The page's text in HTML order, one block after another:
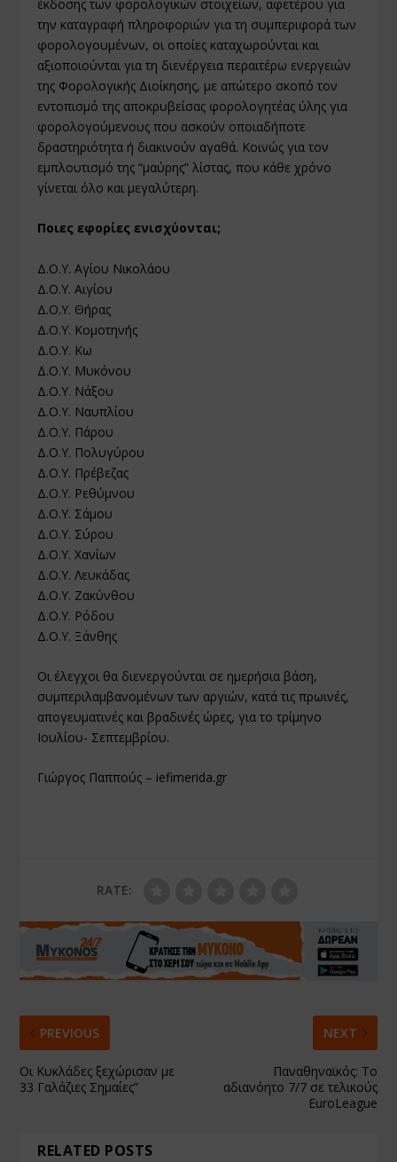
έκδοσης των φορολογικών στοιχείων, αφετέρου για
την καταγραφή πληροφοριών για τη συμπεριφορά των
φορολογουμένων, οι οποίες καταχωρούνται και
αξιοποιούνται για τη διενέργεια περαιτέρω ενεργειών
της Φορολογικής Διοίκησης, με απώτερο σκοπό τον
εντοπισμό της αποκρυβείσας φορολογητέας ύλης για
φορολογούμενους που ασκούν οποιαδήποτε
δραστηριότητα ή διακινούν αγαθά. Κοινώς για τον
εμπλουτισμό της “μαύρης” λίστας, που κάθε χρόνο
γίνεται όλο και μεγαλύτερη.
Ποιες εφορίες ενισχύονται;
Δ.Ο.Υ. Αγίου Νικολάου
Δ.Ο.Υ. Αιγίου
Δ.Ο.Υ. Θήρας
Δ.Ο.Υ. Κομοτηνής
Δ.Ο.Υ. Κω
Δ.Ο.Υ. Μυκόνου
Δ.Ο.Υ. Νάξου
Δ.Ο.Υ. Ναυπλίου
Δ.Ο.Υ. Πάρου
Δ.Ο.Υ. Πολυγύρου
Δ.Ο.Υ. Πρέβεζας
Δ.Ο.Υ. Ρεθύμνου
Δ.Ο.Υ. Σάμου
Δ.Ο.Υ. Σύρου
Δ.Ο.Υ. Χανίων
Δ.Ο.Υ. Λευκάδας
Δ.Ο.Υ. Ζακύνθου
Δ.Ο.Υ. Ρόδου
Δ.Ο.Υ. Ξάνθης
Οι έλεγχοι θα διενεργούνται σε ημερήσια βάση,
συμπεριλαμβανομένων των αργιών, κατά τις πρωινές,
απογευματινές και βραδινές ώρες, για το τρίμηνο
Ιουλίου- Σεπτεμβρίου.
Γιώργος Παππούς – iefimerida.gr
RATE:
PREVIOUS
Οι Κυκλάδες ξεχώρισαν με
33 Γαλάζιες Σημαίες”
NEXT
Παναθηναϊκός: Το
αδιανόητο 7/7 σε τελικούς
EuroLeague
RELATED POSTS